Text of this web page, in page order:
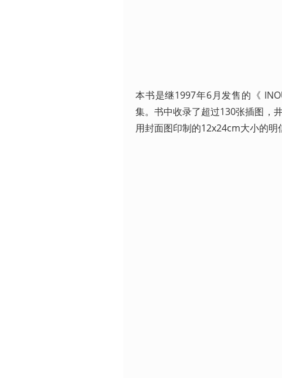
本书是继1997年6月发售的《
集。书中收录了超过130张插图，
用封面图印制的12x24cm大小的明